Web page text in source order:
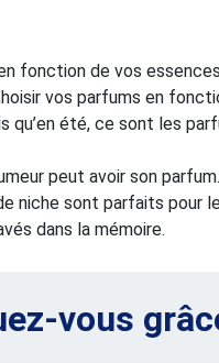
fonction de vos
vos parfums en
qu’en été, ce sont les
peut avoir son parfum.
niche sont parfaits pour
dans la mémoire.
vous